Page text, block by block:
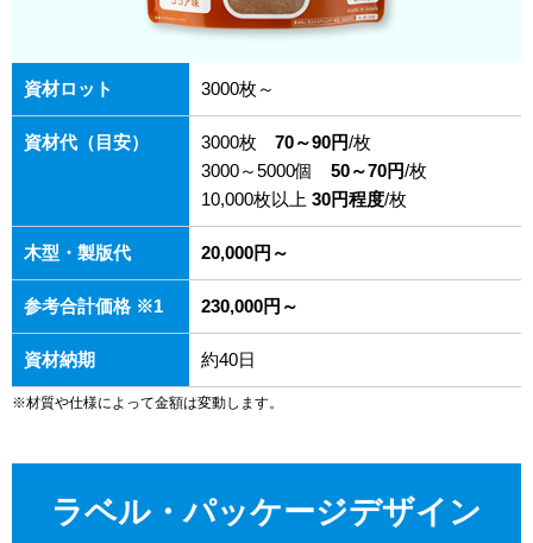
資材ロット 3000枚～
資材代（目安） 3000枚70～90円/枚
3000～5000個50～70円/枚
10,000枚以上30円程度/枚
木型・製版代 20,000円～
参考合計価格 ※1 230,000円～
資材納期 約40日
※材質や仕様によって金額は変動します。
ラベル・パッケージデザイン